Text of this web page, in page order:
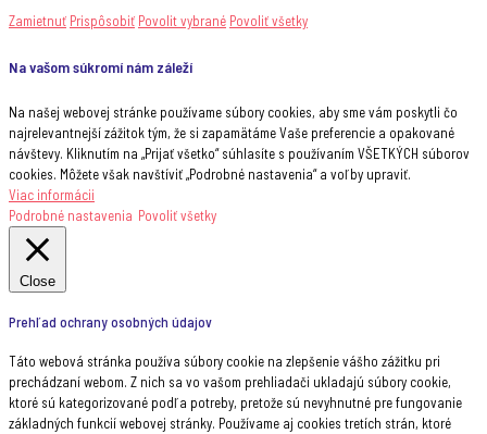
Zamietnuť Prispôsobiť Povolit vybrané Povoliť všetky
Na vašom súkromí nám záleží
Na našej webovej stránke používame súbory cookies, aby sme vám poskytli čo
najrelevantnejší zážitok tým, že si zapamätáme Vaše preferencie a opakované
návštevy. Kliknutím na „Prijať všetko“ súhlasíte s používaním VŠETKÝCH súborov
cookies. Môžete však navštíviť „Podrobné nastavenia“ a voľby upraviť.
Viac informácii
Podrobné nastavenia Povoliť všetky
Close
Prehľad ochrany osobných údajov
Táto webová stránka používa súbory cookie na zlepšenie vášho zážitku pri
prechádzaní webom. Z nich sa vo vašom prehliadači ukladajú súbory cookie,
ktoré sú kategorizované podľa potreby, pretože sú nevyhnutné pre fungovanie
základných funkcií webovej stránky. Používame aj cookies tretích strán, ktoré